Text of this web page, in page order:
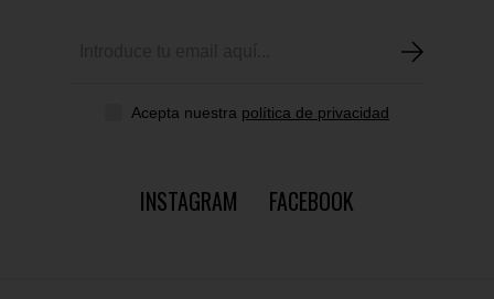
Acepta nuestra política de privacidad
INSTAGRAM FACEBOOK